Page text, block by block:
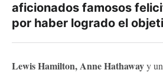
aficionados famosos
por haber logrado el
Lewis Hamilton, Anne Hathawayy